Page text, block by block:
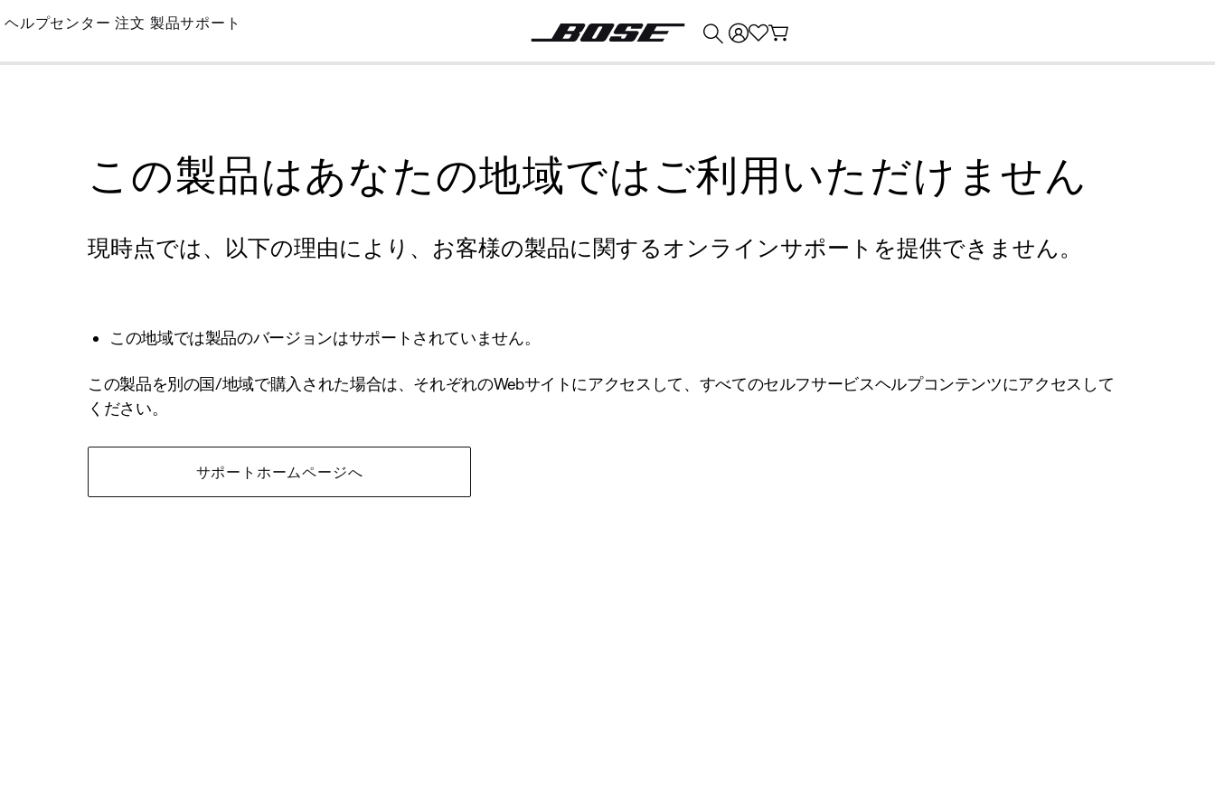
Skip
Main
ヘルプセンター 注文 製品サポート
この製品はあなたの地域ではご利用いただけません
現時点では、以下の理由により、お客様の製品に関するオンラインサポートを提供できません。
この地域では製品のバージョンはサポートされていません。
この製品を別の国/地域で購入された場合は、それぞれのWebサイトにアクセスして、すべてのセルフサービスヘルプコンテンツにアクセスして
ください。
サポートホームページへ